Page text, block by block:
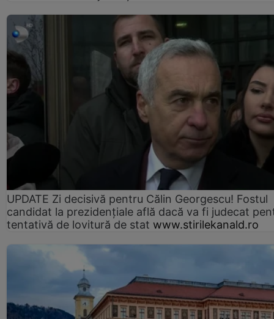
UPDATE Zi decisivă pentru Călin Georgescu! Fostul
candidat la prezidențiale află dacă va fi judecat
tentativă de lovitură de stat www.stirilekanald.ro